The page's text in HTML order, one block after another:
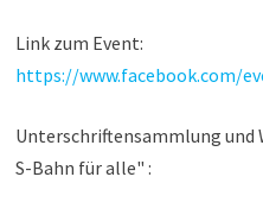
Link zum Event:
https://www.facebook.com/
Unterschriftensammlung und
S-Bahn für alle" :